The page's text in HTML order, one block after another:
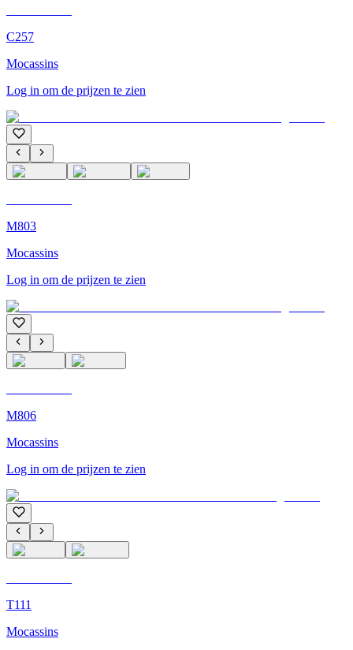
C257
Mocassins
Log in om de prijzen te zien
M803
Mocassins
Log in om de prijzen te zien
M806
Mocassins
Log in om de prijzen te zien
T111
Mocassins